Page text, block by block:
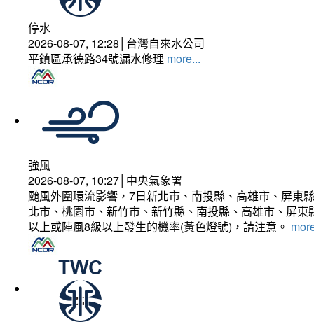
停水
2026-08-07, 12:28│台灣自來水公司
平鎮區承德路34號漏水修理 more...
強風
2026-08-07, 10:27│中央氣象署
颱風外圍環流影響，7日新北市、南投縣、高雄市、屏東
北市、桃園市、新竹市、新竹縣、南投縣、高雄市、屏
以上或陣風8級以上發生的機率(黃色燈號)，請注意。